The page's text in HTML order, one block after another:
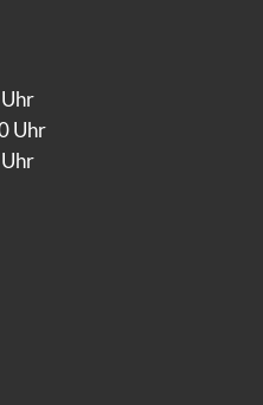
Uhr